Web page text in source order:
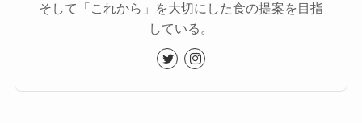
そして「これから」を大切にした食の提案を目指
している。